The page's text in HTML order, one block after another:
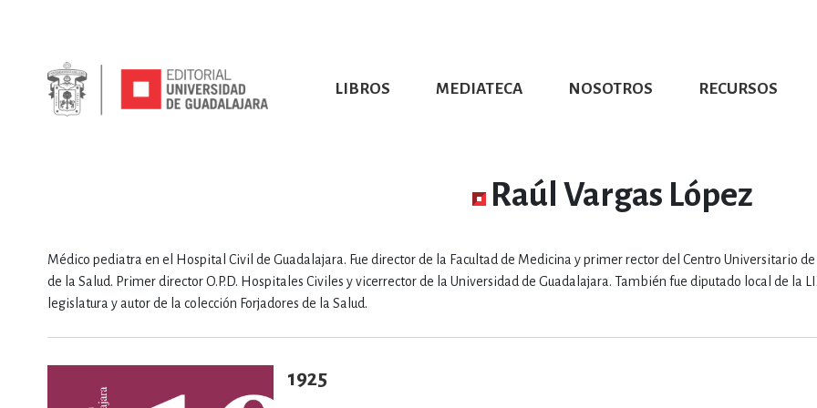
LIBROS
TODOS LOS LIBROS
MEDIATECA NOSOTROS
SOBRE NOSOTROS HISTORIA
RECURSOS
CONSULTA, INFORMACIÓN Y MATERIAS
Raúl Vargas López
Médico pediatra en el Hospital Civil de Guadalajara. Fue director de la Facultad de Medicina y primer rector del Centro Universitario de
de la Salud. Primer director O.P.D. Hospitales Civiles y vicerrector de la Universidad de Guadalajara. También fue diputado local de la
legislatura y autor de la colección Forjadores de la Salud.
1925